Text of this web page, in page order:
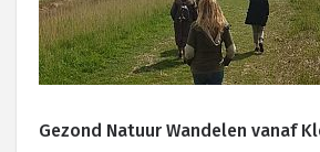
Gezond Natuur Wandelen vanaf